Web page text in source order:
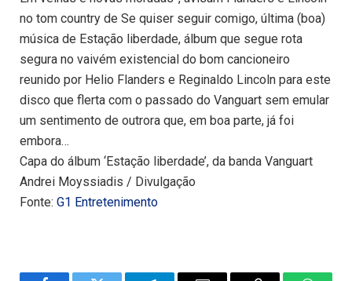
no tom country de Se quiser seguir comigo, última (boa)
música de Estação liberdade, álbum que segue rota
segura no vaivém existencial do bom cancioneiro
reunido por Helio Flanders e Reginaldo Lincoln para este
disco que flerta com o passado do Vanguart sem emular
um sentimento de outrora que, em boa parte, já foi
embora…
Capa do álbum ‘Estação liberdade’, da banda Vanguart
Andrei Moyssiadis / Divulgação
Fonte: G1 Entretenimento